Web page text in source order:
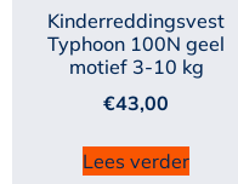
Kinderreddingsvest
Typhoon 100N geel
motief 3-10 kg
€43,00
Lees verder